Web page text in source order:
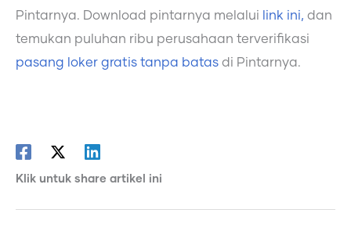
Pintarnya. Download pintarnya melalui
link ini, dan
temukan puluhan ribu perusahaan terverifikasi
pasang loker gratis tanpa batas di Pintarnya.
Klik untuk share artikel ini